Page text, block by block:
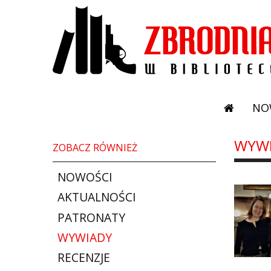
ZOBACZ RÓWNIEŻ
NOWOŚCI
AKTUALNOŚCI
PATRONATY
WYWIADY
RECENZJE